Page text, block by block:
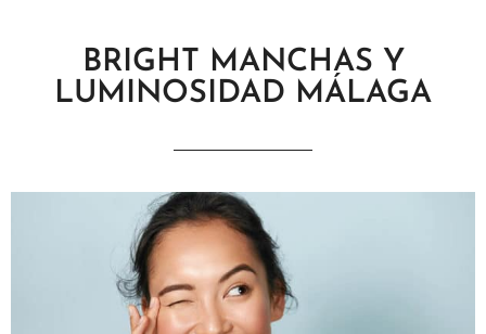
BRIGHT MANCHAS Y
LUMINOSIDAD MÁLAGA